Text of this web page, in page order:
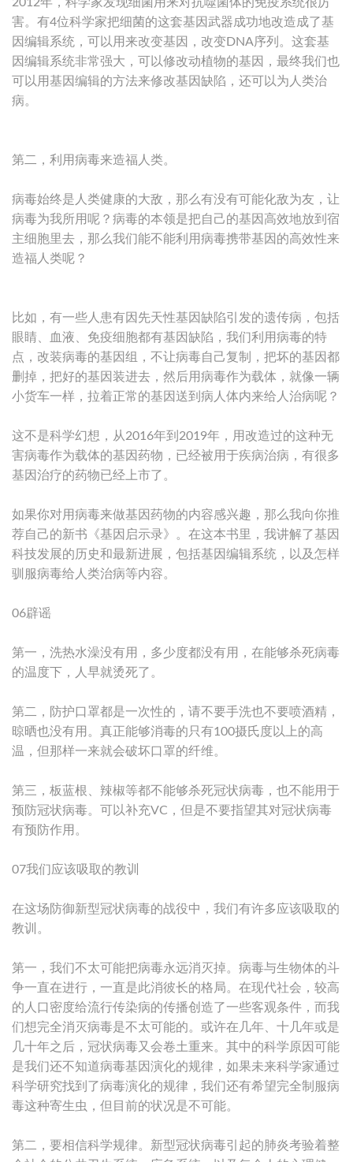
2012年，科学家发现细菌用来对抗噬菌体的免疫系统很厉
害。有4位科学家把细菌的这套基因武器成功地改造成了基
因编辑系统，可以用来改变基因，改变DNA序列。这套基
因编辑系统非常强大，可以修改动植物的基因，最终我们也
可以用基因编辑的方法来修改基因缺陷，还可以为人类治
病。
第二，利用病毒来造福人类。
病毒始终是人类健康的大敌，那么有没有可能化敌为友，让
病毒为我所用呢？病毒的本领是把自己的基因高效地放到宿
主细胞里去，那么我们能不能利用病毒携带基因的高效性来
造福人类呢？
比如，有一些人患有因先天性基因缺陷引发的遗传病，包括
眼睛、血液、免疫细胞都有基因缺陷，我们利用病毒的特
点，改装病毒的基因组，不让病毒自己复制，把坏的基因都
删掉，把好的基因装进去，然后用病毒作为载体，就像一辆
小货车一样，拉着正常的基因送到病人体内来给人治病呢？
这不是科学幻想，从2016年到2019年，用改造过的这种无
害病毒作为载体的基因药物，已经被用于疾病治病，有很多
基因治疗的药物已经上市了。
如果你对用病毒来做基因药物的内容感兴趣，那么我向你推
荐自己的新书《基因启示录》。在这本书里，我讲解了基因
科技发展的历史和最新进展，包括基因编辑系统，以及怎样
驯服病毒给人类治病等内容。
06辟谣
第一，洗热水澡没有用，多少度都没有用，在能够杀死病毒
的温度下，人早就烫死了。
第二，防护口罩都是一次性的，请不要手洗也不要喷酒精，
晾晒也没有用。真正能够消毒的只有100摄氏度以上的高
温，但那样一来就会破坏口罩的纤维。
第三，板蓝根、辣椒等都不能够杀死冠状病毒，也不能用于
预防冠状病毒。可以补充VC，但是不要指望其对冠状病毒
有预防作用。
07我们应该吸取的教训
在这场防御新型冠状病毒的战役中，我们有许多应该吸取的
教训。
第一，我们不太可能把病毒永远消灭掉。病毒与生物体的斗
争一直在进行，一直是此消彼长的格局。在现代社会，较高
的人口密度给流行传染病的传播创造了一些客观条件，而我
们想完全消灭病毒是不太可能的。或许在几年、十几年或是
几十年之后，冠状病毒又会卷土重来。其中的科学原因可能
是我们还不知道病毒基因演化的规律，如果未来科学家通过
科学研究找到了病毒演化的规律，我们还有希望完全制服病
毒这种寄生虫，但目前的状况是不可能。
第二，要相信科学规律。新型冠状病毒引起的肺炎考验着整